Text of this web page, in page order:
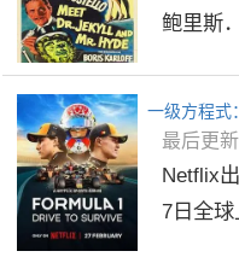
鲍里斯
一级方程式
最后更
Netflix
7日全